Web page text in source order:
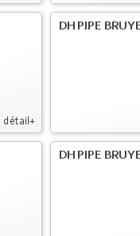
détail+
DH PIPE
DH PIPE